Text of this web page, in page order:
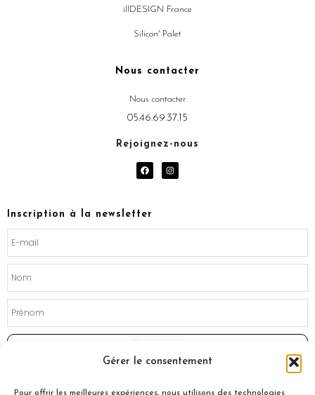
Gérer le consentement
Pour offrir les meilleures expériences, nous utilisons des technologies
illDESIGN France
Silicon' Palet
Nous contacter
Nous contacter
05.46.69.37.15
Rejoignez-nous
F
a
o
I
n
Inscription à la newsletter